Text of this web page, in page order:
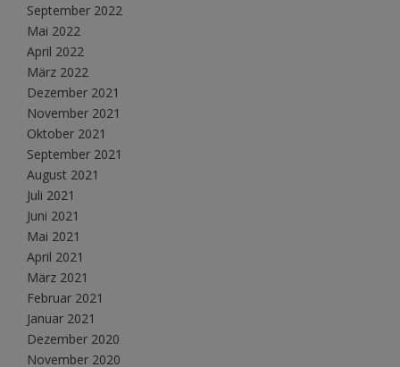
September 2022
Mai 2022
April 2022
März 2022
Dezember 2021
November 2021
Oktober 2021
September 2021
August 2021
Juli 2021
Juni 2021
Mai 2021
April 2021
März 2021
Februar 2021
Januar 2021
Dezember 2020
November 2020